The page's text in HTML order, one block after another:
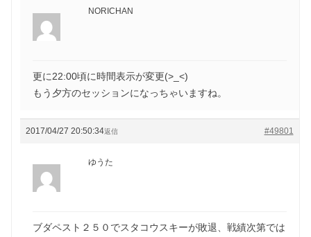
NORICHAN
更に22:00頃に時間表示が変更(>_<)
もう夕方のセッションになっちゃいますね。
2017/04/27 20:50:34 #49801
返信
ゆうた
ブダペスト２５０でスタコウスキーが敗退、戦績次第では